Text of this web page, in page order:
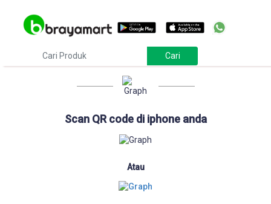
Download
Scan QR code di iphone anda
Atau